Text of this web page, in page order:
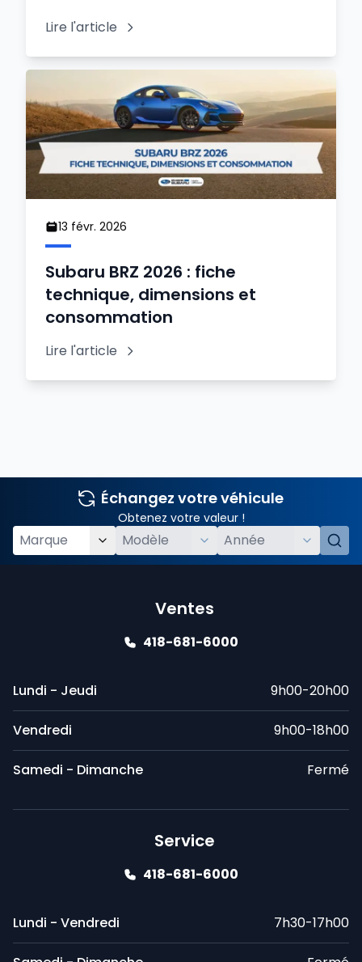
Lire l'article
13 févr. 2026
Subaru BRZ 2026 : fiche
technique, dimensions et
consommation
Lire l'article
Échangez votre véhicule
Obtenez votre valeur !
Ventes
418-681-6000
Lundi - Jeudi 9h00-20h00
Vendredi 9h00-18h00
Samedi - Dimanche Fermé
Service
418-681-6000
Lundi - Vendredi 7h30-17h00